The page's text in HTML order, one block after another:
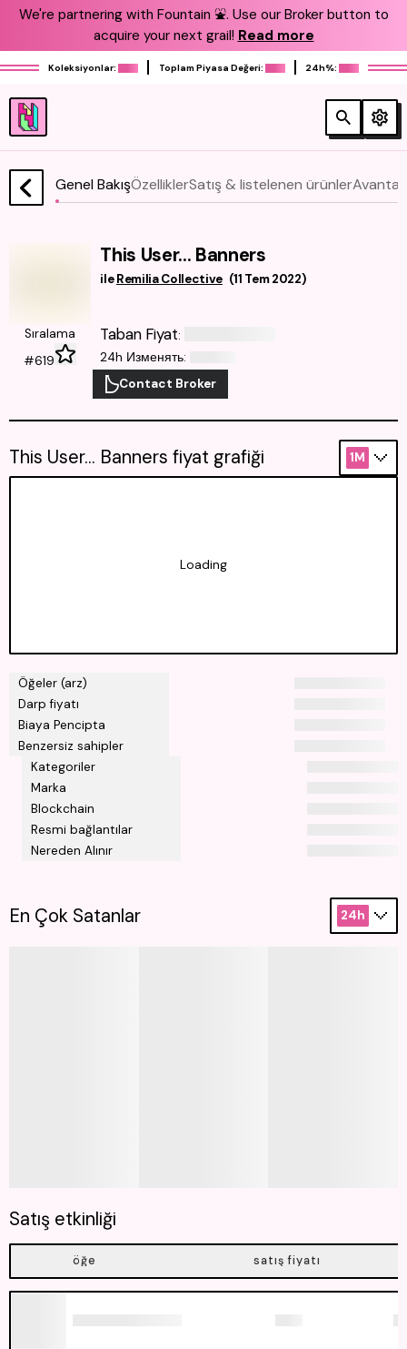
We're partnering with Fountain ⛲️. Use our Broker button to
acquire your next grail! Read more
Koleksiyonlar: Toplam Piyasa Değeri: 24h%:
Genel BakışÖzelliklerSatış & listelenen ürünler
This User... Banners
ile Remilia Collective (11 Tem 2022)
Sıralama
#619
Taban Fiyat:
24h Изменять:
Contact Broker
Öğeler (arz)
Darp fiyatı
Biaya Pencipta
Benzersiz sahipler
Kategoriler
Marka
Blockchain
Resmi bağlantılar
Nereden Alınır
This User... Banners fiyat grafiği 1M
Loading
En Çok Satanlar 24h
Satış etkinliği
öğe satış fiyatı